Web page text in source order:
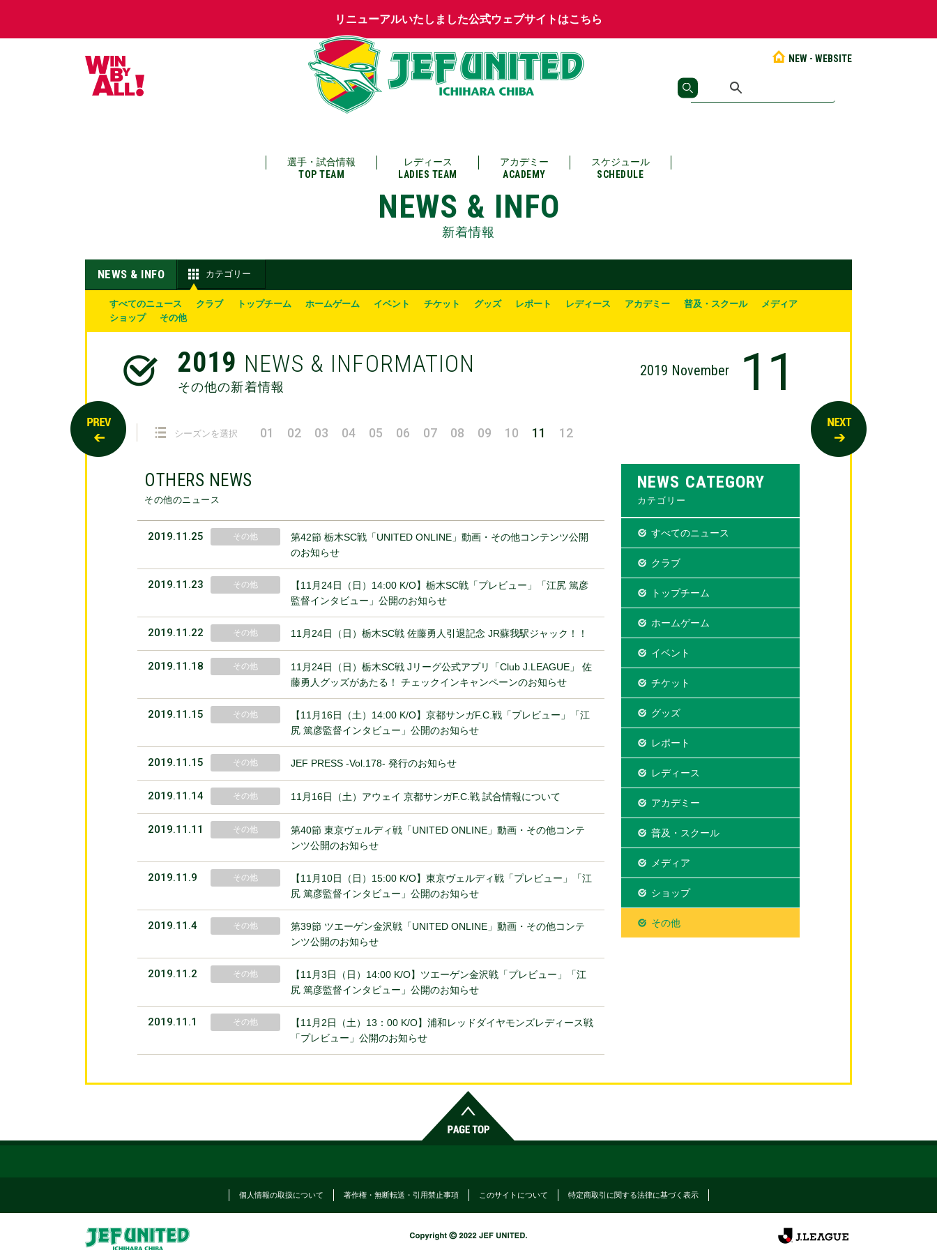
リニューアルいたしました公式ウェブサイトはこちら
NEW - WEBSITE
選手・試合情報
TOP TEAM
レディース
LADIES TEAM
アカデミー
ACADEMY
スケジュール
SCHEDULE
NEWS & INFO
新着情報
NEWS & INFO カテゴリー
すべてのニュース クラブ トップチーム ホームゲーム イベント チケット グッズ レポート レディース アカデミー 普及・スクール
メディア
ショップ
その他
2019 NEWS & INFORMATION
その他の新着情報
2019 November 11
シーズンを選択 01 02 03 04 05 06 07 08 09 10 11 12
OTHERS NEWS
その他のニュース
2019.11.25 その他
第42節 栃木SC戦「UNITED ONLINE」動画・その他コンテンツ公開
のお知らせ
2019.11.23 その他
【11月24日（日）14:00 K/O】栃木SC戦「プレビュー」「江尻 篤彦
監督インタビュー」公開のお知らせ
2019.11.22 その他 11月24日（日）栃木SC戦 佐藤勇人引退記念 JR蘇我駅ジャック！！
2019.11.18 その他
11月24日（日）栃木SC戦 Jリーグ公式アプリ「Club J.LEAGUE」 佐
藤勇人グッズがあたる！ チェックインキャンペーンのお知らせ
2019.11.15 その他
【11月16日（土）14:00 K/O】京都サンガF.C.戦「プレビュー」「江
尻 篤彦監督インタビュー」公開のお知らせ
2019.11.15 その他 JEF PRESS ‐Vol.178‐ 発行のお知らせ
2019.11.14 その他 11月16日（土）アウェイ 京都サンガF.C.戦 試合情報について
2019.11.11 その他
第40節 東京ヴェルディ戦「UNITED ONLINE」動画・その他コンテ
ンツ公開のお知らせ
2019.11.9 その他
【11月10日（日）15:00 K/O】東京ヴェルディ戦「プレビュー」「江
尻 篤彦監督インタビュー」公開のお知らせ
2019.11.4 その他
第39節 ツエーゲン金沢戦「UNITED ONLINE」動画・その他コンテ
ンツ公開のお知らせ
2019.11.2 その他
【11月3日（日）14:00 K/O】ツエーゲン金沢戦「プレビュー」「江
尻 篤彦監督インタビュー」公開のお知らせ
2019.11.1 その他
【11月2日（土）13：00 K/O】浦和レッドダイヤモンズレディース戦
「プレビュー」公開のお知らせ
NEWS CATEGORY
カテゴリー
すべてのニュース
クラブ
トップチーム
ホームゲーム
イベント
チケット
グッズ
レポート
レディース
アカデミー
普及・スクール
メディア
ショップ
その他
個人情報の取扱について 著作権・無断転送・引用禁止事項 このサイトについて 特定商取引に関する法律に基づく表示